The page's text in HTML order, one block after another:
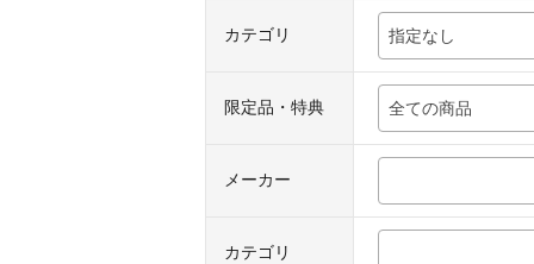
カテゴリ 指定なし
限定品・特典 全ての商品
メーカー
カテゴリ